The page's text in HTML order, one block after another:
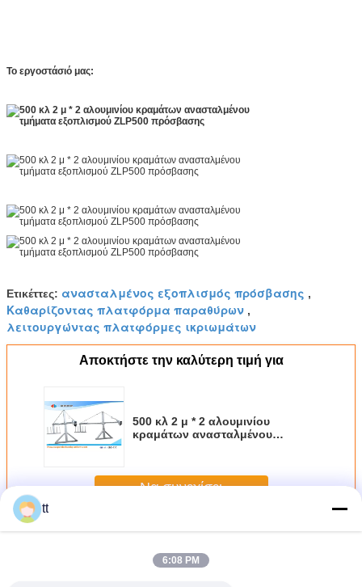
Το εργοστάσιό μας:
Ετικέττες: ανασταλμένος εξοπλισμός πρόσβασης ,
Καθαρίζοντας πλατφόρμα παραθύρων ,
λειτουργώντας πλατφόρμες ικριωμάτων
Αποκτήστε την καλύτερη τιμή για
500 κλ 2 μ * 2 αλουμινίου
κραμάτων ανασταλμένου
Να συνεχίσει
ΠερισσότεροιΑναστέλλεται πρόσβαση πλατφόρμα
tt
6:08 PM